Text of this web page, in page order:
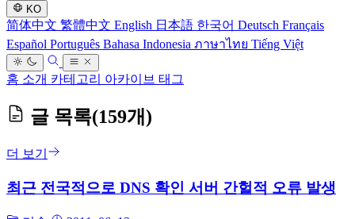
KO
简体中文 繁體中文 English 日本語 한국어 Deutsch Français
Español Português Bahasa Indonesia ภาษาไทย Tiếng Việt
홈 소개 카테고리 아카이브 태그
글 목록(159개)
더 보기
최근 전국적으로 DNS 확인 서버 간헐적 오류 발생